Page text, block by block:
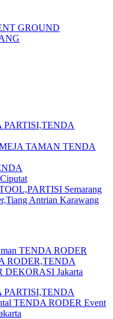
GROUND
PARTISI,TENDA
TAMAN TENDA
Semarang
Antrian Karawang
TENDA RODER
RODER,TENDA
Jakarta
PARTISI,TENDA
TENDA RODER Event